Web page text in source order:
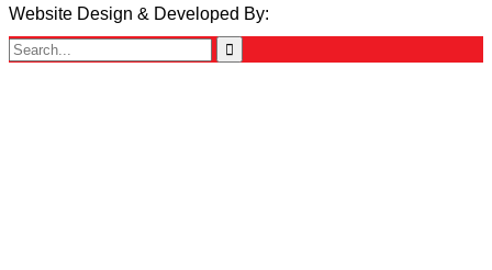
Website Design & Developed By: